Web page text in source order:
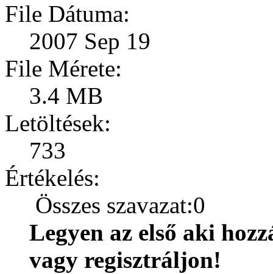
File Dátuma:
2007 Sep 19
File Mérete:
3.4 MB
Letöltések:
733
Értékelés:
Összes szavazat:0
Legyen az első aki
vagy regisztráljon!